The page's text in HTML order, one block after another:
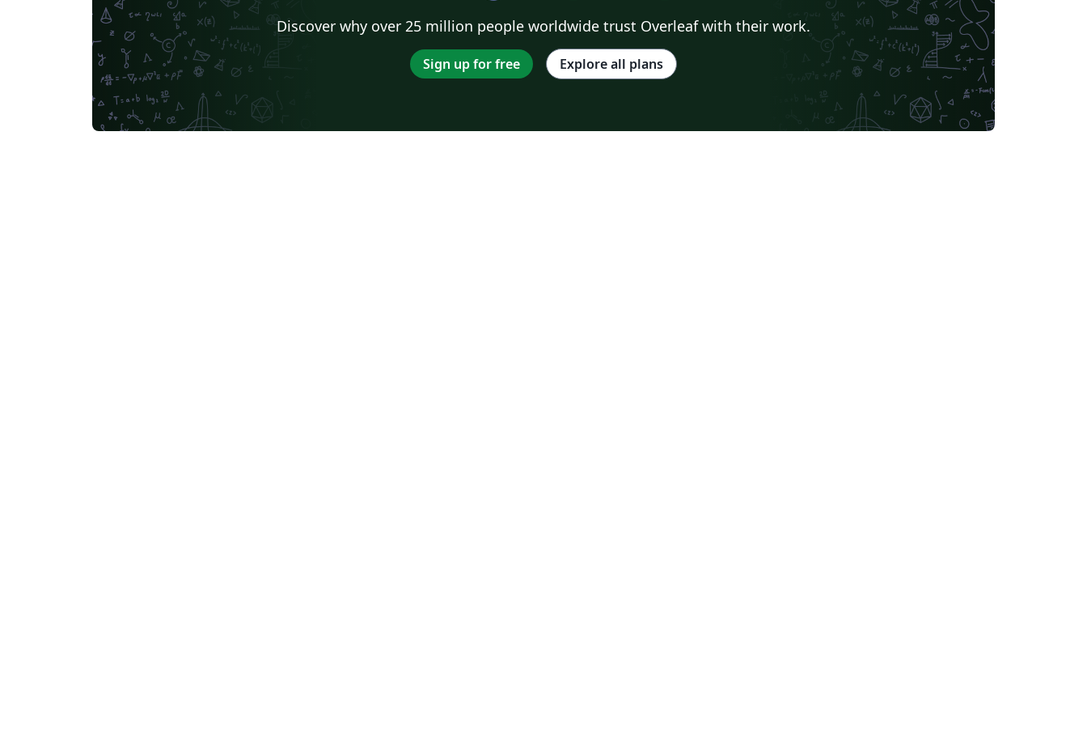
Discover why over 25 million people worldwide trust Overleaf with their work.
Sign up for free Explore all plans